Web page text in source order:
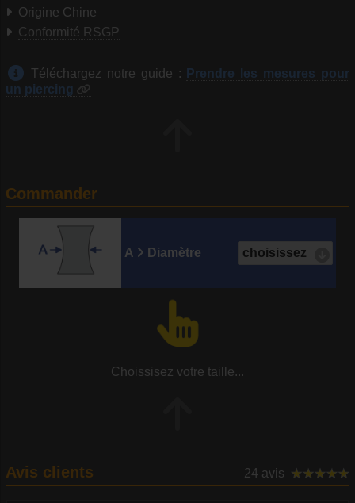
Origine Chine
Conformité RSGP
Téléchargez notre guide :
Prendre les mesures pour
un piercing
Commander
A Diamètre
Choissisez votre taille...
Avis clients 24 avis